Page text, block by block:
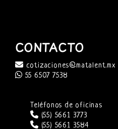
CONTACTO
cotizaciones@matalent.mx
55 6507 7538
Teléfonos de oficinas
(55) 5661 3773
(55) 5661 3584